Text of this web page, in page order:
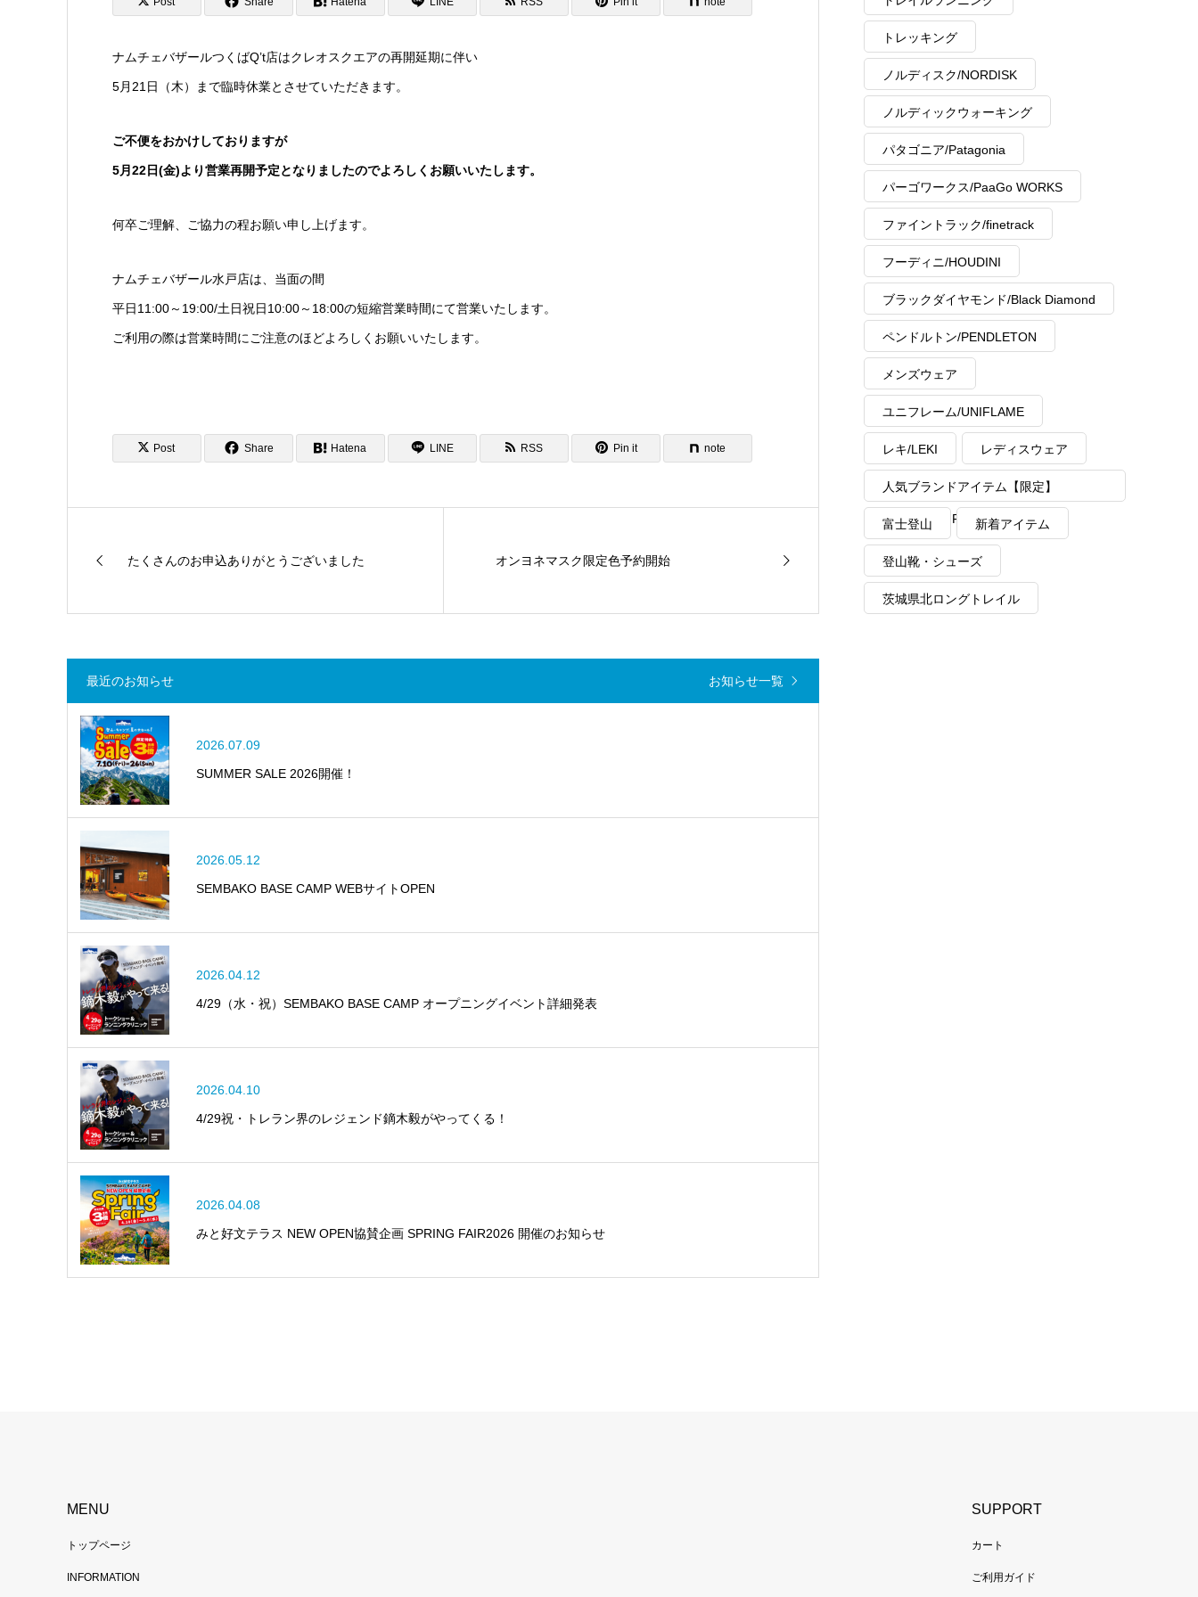
ナムチェバザールつくばQ’t店はクレオスクエアの再開延期に伴い
5月21日（木）まで臨時休業とさせていただきます。
ご不便をおかけしておりますが
5月22日(金)より営業再開予定となりましたのでよろしくお願いいたします。
何卒ご理解、ご協力の程お願い申し上げます。
ナムチェバザール水戸店は、当面の間
平日11:00～19:00/土日祝日10:00～18:00の短縮営業時間にて営業いたします。
ご利用の際は営業時間にご注意のほどよろしくお願いいたします。
Post Share Hatena LINE RSS Pin it note
たくさんのお申込ありがとうございました オンヨネマスク限定色予約開始
最近のお知らせ お知らせ一覧
2026.07.09
SUMMER SALE 2026開催！
2026.05.12
SEMBAKO BASE CAMP WEBサイトOPEN
2026.04.12
4/29（水・祝）SEMBAKO BASE CAMP オープニングイベント詳細発表
2026.04.10
4/29祝・トレラン界のレジェンド鏑木毅がやってくる！
2026.04.08
みと好文テラス NEW OPEN協賛企画 SPRING FAIR2026 開催のお知らせ
トレッキング
ノルディスク/NORDISK
ノルディックウォーキング
パタゴニア/Patagonia
パーゴワークス/PaaGo WORKS
ファイントラック/finetrack
フーディニ/HOUDINI
ブラックダイヤモンド/Black Diamond
ペンドルトン/PENDLETON
メンズウェア
ユニフレーム/UNIFLAME
レキ/LEKI レディスウェア
人気ブランドアイテム【限定】
MAX40%OFF
富士登山 新着アイテム
登山靴・シューズ
茨城県北ロングトレイル
MENU
トップページ
INFORMATION
SUPPORT
カート
ご利用ガイド